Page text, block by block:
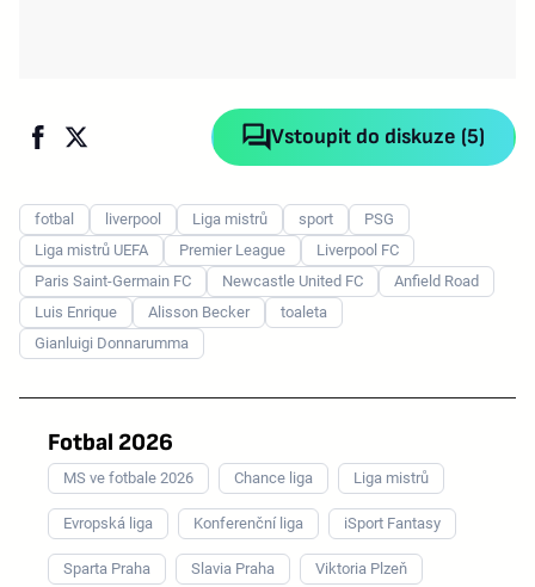
Vstoupit do diskuze (5)
fotbal liverpool Liga mistrů sport
PSG
Liga mistrů UEFA
Premier League
Liverpool FC
Paris Saint-Germain FC
Newcastle United FC
Anfield Road
Luis Enrique
Alisson Becker
toaleta
Gianluigi Donnarumma
Fotbal 2026
MS ve fotbale 2026 Chance liga Liga mistrů
Evropská liga Konferenční liga iSport Fantasy
Sparta Praha Slavia Praha Viktoria Plzeň